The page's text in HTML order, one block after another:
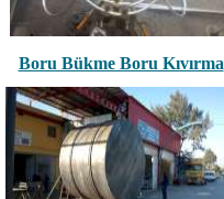
Boru Bükme Boru Kıvırma